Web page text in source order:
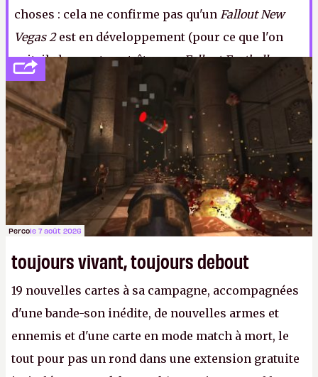
choses : cela ne confirme pas qu'un Fallout New
Vegas 2est en développement (pour ce que l'on
sait, ils bossent peut-être surFallout Footballou
Fallout vs. Les Lapins Crétins)
et l'Obsidian
d'aujourd'hui n'est plus le même studio qu'il y a 15
ans. Mais bon, OK, on peut commencer à
fantasmer.
Percole 7 août 2026
toujours vivant, toujours debout
19 nouvelles cartes à sa campagne, accompagnées
d'une bande-son inédite, de nouvelles armes et
ennemis et d'une carte en mode match à mort, le
tout pour pas un rond dans une extension gratuite